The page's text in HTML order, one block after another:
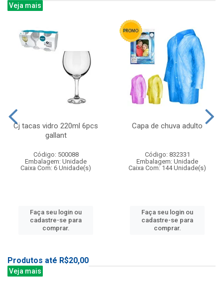
Veja mais
Cj tacas vidro 220ml 6pcs
gallant
Código: 500088
Embalagem: Unidade
Caixa Com: 6 Unidade(s)
Faça seu login ou
cadastre-se para
comprar.
Capa de chuva adulto
Código: 832331
Embalagem: Unidade
Caixa Com: 144 Unidade(s)
Faça seu login ou
cadastre-se para
comprar.
Produtos até R$20,00
Veja mais